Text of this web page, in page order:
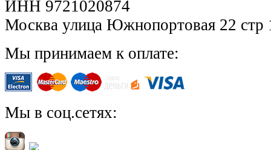
ИНН 9721020874
Москва улица Южнопортовая 22 стр
Мы принимаем к оплате:
Мы в соц.сетях: